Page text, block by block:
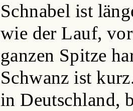
Schnabel ist
wie der Lauf,
ganzen Spitze
Schwanz ist
in Deutschland,